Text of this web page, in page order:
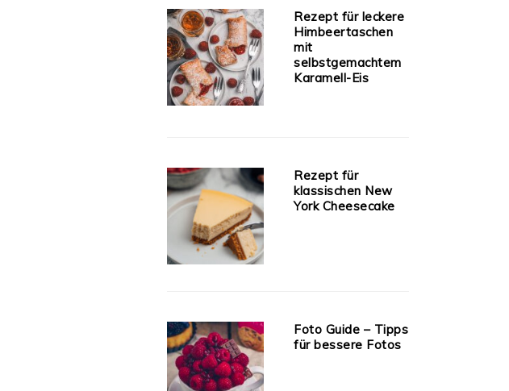
Rezept für leckere
Himbeertaschen
mit
selbstgemachtem
Karamell-Eis
Rezept für
klassischen New
York Cheesecake
Foto Guide – Tipps
für bessere Fotos